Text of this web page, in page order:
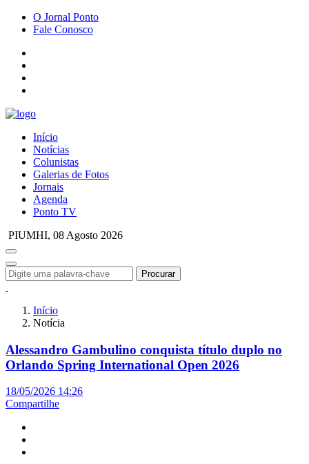
O Jornal Ponto
Fale Conosco
Início
Notícias
Colunistas
Galerias de Fotos
Jornais
Agenda
Ponto TV
PIUMHI, 08 Agosto 2026
Procurar
Início
Notícia
Alessandro Gambulino conquista título duplo no
Orlando Spring International Open 2026
18/05/2026 14:26
Compartilhe